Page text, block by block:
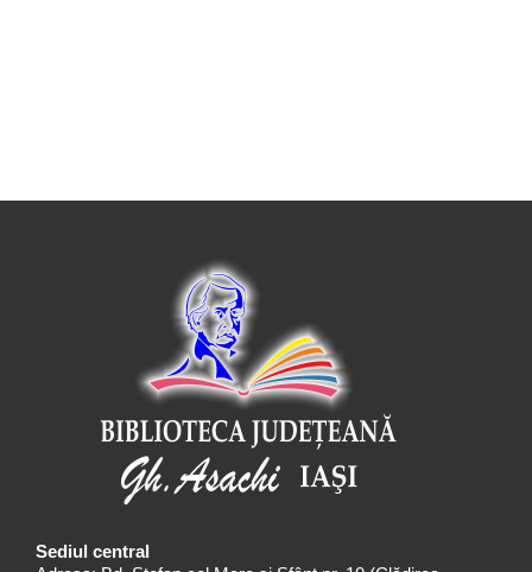
Sediul central